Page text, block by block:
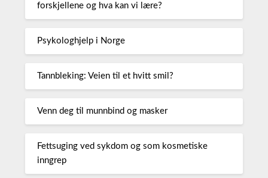
forskjellene og hva kan vi lære?
Psykologhjelp i Norge
Tannbleking: Veien til et hvitt smil?
Venn deg til munnbind og masker
Fettsuging ved sykdom og som kosmetiske
inngrep